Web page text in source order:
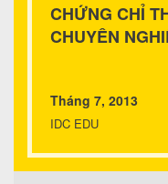
CHỨNG CHỈ
CHUYÊN
Tháng 7, 2013
IDC EDU